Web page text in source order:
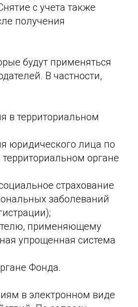
с учета также
получения
будут применяться
В частности,
‎в территориальном
юридического лица по
органе
страхование
заболеваний
применяющему
упрощенная система
Фонда.
в электронном виде